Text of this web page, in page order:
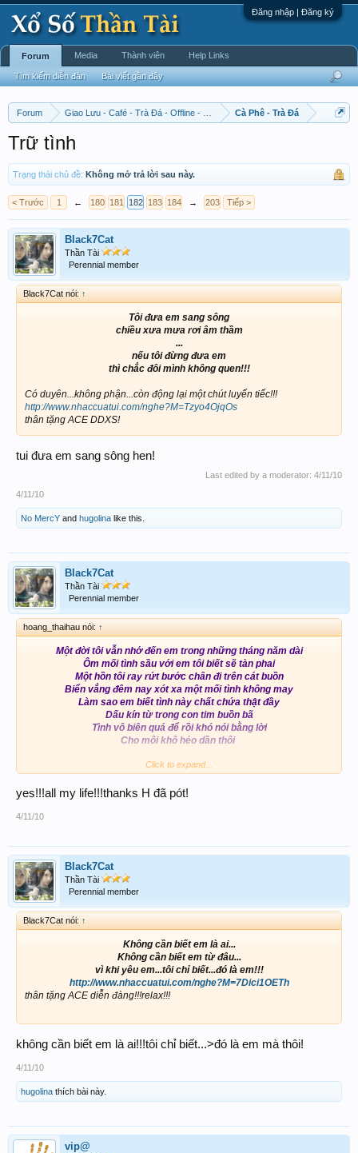
Đăng nhập | Đăng ký
Forum Giao Lưu - Café - Trà Đá - Offline - Tỉnh Tò Hihi!Cà Phê - Trà Đá
Trữ tình
Trạng thái chủ đề: Không mở trả lời sau này.
< Trước 1 ← 180 181 182 183 184 → 203 Tiếp >
Black7Cat
Thần Tài
Perennial member
Black7Cat nói: ↑
Tôi đưa em sang sông
chiều xưa mưa rơi âm thầm
...
nếu tôi đừng đưa em
thì chắc đôi mình không quen!!!
Có duyên...không phận...còn động lại một chút luyến tiếc!!!
http://www.nhaccuatui.com/nghe?M=Tzyo4OjqOs
thân tặng ACE DDXS!
tui đưa em sang sông hen!
Last edited by a moderator: 4/11/10
4/11/10
No MercY and hugolina like this.
Black7Cat
Thần Tài
Perennial member
hoang_thaihau nói: ↑
Một đời tôi vẫn nhớ đến em trong những tháng năm dài
Ôm mối tình sầu với em tôi biết sẽ tàn phai
Một hồn tôi ray rứt bước chân đi trên cát buồn
Biển vắng đêm nay xót xa một mối tình không may
Làm sao em biết tình này chất chứa thật đầy
Dấu kín từ trong con tim buồn bã
Tình vô biên quá để rồi khó nói bằng lời
Cho môi khô héo dần thôi
http://www.nhaccuatui.com/neghe?M=Tju-yqJMao
Click to expand...
yes!!!all my life!!!thanks H đã pót!
4/11/10
Black7Cat
Thần Tài
Perennial member
Black7Cat nói: ↑
Không cần biết em là ai...
Không cần biết em từ đâu...
vì khi yêu em...tôi chỉ biết...đó là em!!!
http://www.nhaccuatui.com/nghe?M=7Dici1OETh
thân tặng ACE diễn đàng!!!relax!!!
không cần biết em là ai!!!tôi chỉ biết...>đó là em mà thôi!
4/11/10
hugolina thích bài này.
vip@
Forum
Tìm kiếm diễn đàn Bài viết gần đây
Media Thành viên Help Links